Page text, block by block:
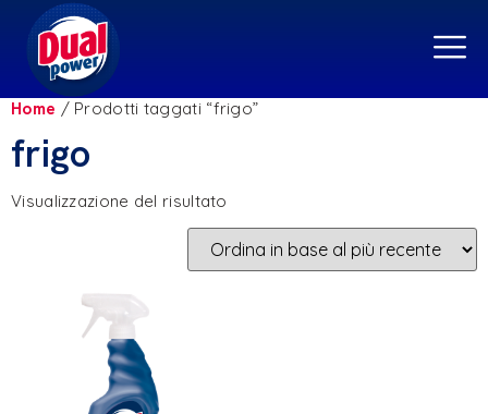
Home / Prodotti taggati “frigo”
frigo
Visualizzazione del risultato